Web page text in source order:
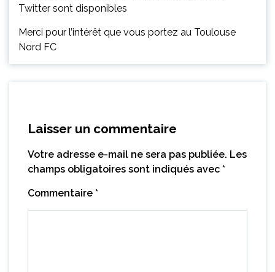
Twitter sont disponibles
Merci pour l’intérêt que vous portez au Toulouse
Nord FC
Laisser un commentaire
Votre adresse e-mail ne sera pas publiée. Les
champs obligatoires sont indiqués avec *
Commentaire *